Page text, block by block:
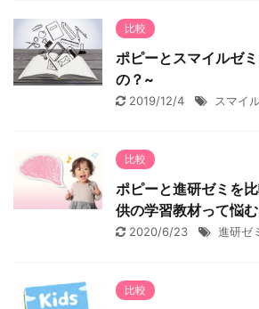
比較
ポピーとスマイルゼ
の？~
2019/12/4 スマイ
比較
ポピーと進研ゼミを
供の学習教材って悩
2020/6/23 進研ゼ
比較